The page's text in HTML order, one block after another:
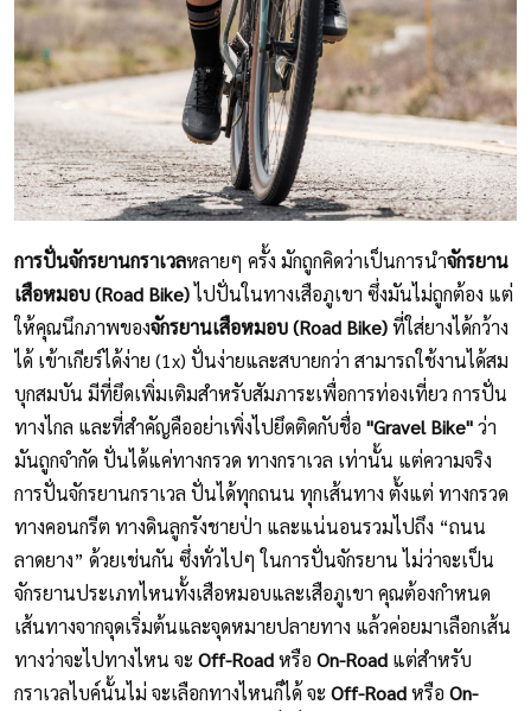
การปั่นจักรยานกราเวลหลายๆ ครั้ง มักถูกคิดว่าเป็นการนำจักรยาน
เสือหมอบ (Road Bike)ไปปั่นในทางเสือภูเขา ซึ่งมันไม่ถูกต้อง แต่
ให้คุณนึกภาพของจักรยานเสือหมอบ (Road Bike)ที่ใส่ยางได้กว้าง
ได้ เข้าเกียร์ได้ง่าย (1x) ปั่นง่ายและสบายกว่า สามารถใช้งานได้สม
บุกสมบัน มีที่ยึดเพิ่มเติมสำหรับสัมภาระเพื่อการท่องเที่ยว การปั่น
ทางไกล และที่สำคัญคืออย่าเพิ่งไปยึดติดกับชื่อ "Gravel Bike"ว่า
มันถูกจำกัด ปั่นได้แค่ทางกรวด ทางกราเวล เท่านั้น แต่ความจริง
การปั่นจักรยานกราเวล ปั่นได้ทุกถนน ทุกเส้นทาง ตั้งแต่ ทางกรวด
ทางคอนกรีต ทางดินลูกรังชายป่า และแน่นอนรวมไปถึง “ถนน
ลาดยาง” ด้วยเช่นกัน ซึ่งทั่วไปๆ ในการปั่นจักรยาน ไม่ว่าจะเป็น
จักรยานประเภทไหนทั้งเสือหมอบและเสือภูเขา คุณต้องกำหนด
เส้นทางจากจุดเริ่มต้นและจุดหมายปลายทาง แล้วค่อยมาเลือกเส้น
ทางว่าจะไปทางไหน จะ Off-Roadหรือ On-Road แต่สำหรับ
กราเวลไบค์นั้นไม่ จะเลือกทางไหนก็ได้ จะ Off-Roadหรือ On-